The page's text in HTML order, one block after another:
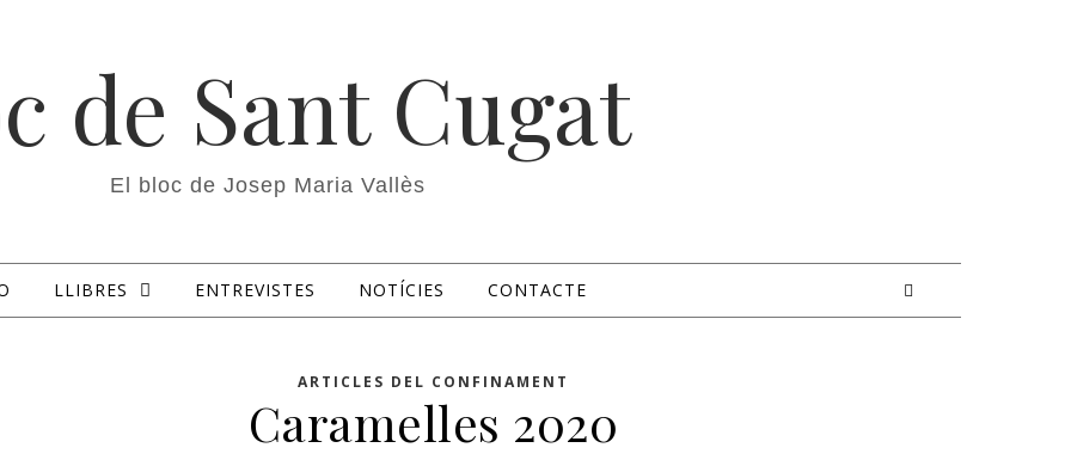
de Sant Cugat
El bloc de Josep Maria Vallès
LLIBRES ENTREVISTES NOTÍCIES CONTACTE
ARTICLES DEL CONFINAMENT
Caramelles 2020